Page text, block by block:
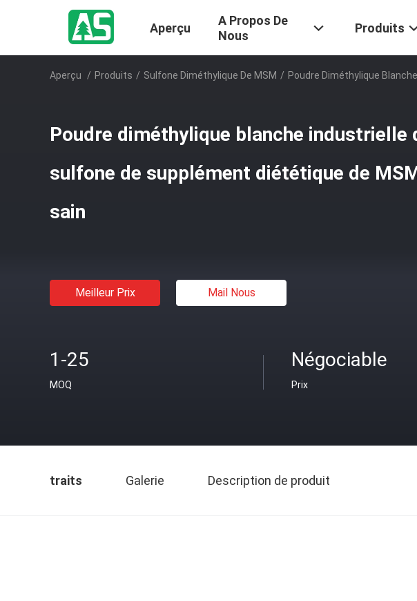
Aperçu
A Propos De
Nous
Produits
Aperçu / Produits / Sulfone Diméthylique De MSM / Poudre Diméthylique
Poudre diméthylique blanche industrielle
sulfone de supplément diététique de
sain
Meilleur Prix Mail Nous
1-25
MOQ
Négociable
Prix
traits Galerie Description de produit